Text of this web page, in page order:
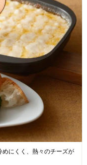
にくく、熱々のチーズが